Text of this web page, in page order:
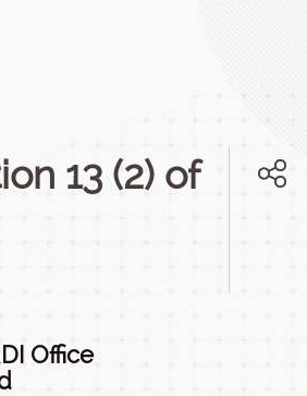
13 (2) of
Office